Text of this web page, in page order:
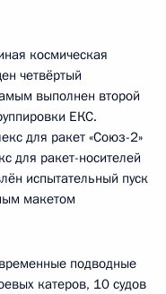
космическая
четвёртый
выполнен второй
ЕКС.
для ракет «Союз-2»
для ракет-носителей
испытательный пуск
макетом
подводные
катеров, 10 судов